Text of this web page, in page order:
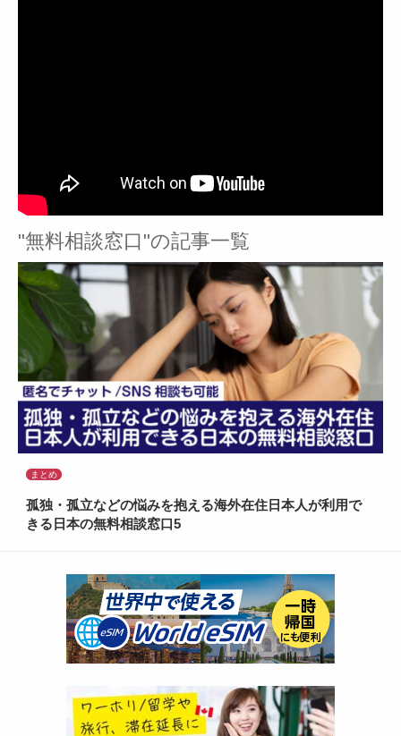
"無料相談窓口"の記事一覧
まとめ
孤独・孤立などの悩みを抱える海外在住日本人が利用で
きる日本の無料相談窓口5